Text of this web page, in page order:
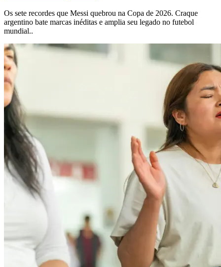
Os sete recordes que Messi quebrou na Copa de 2026. Craque
argentino bate marcas inéditas e amplia seu legado no futebol
mundial..